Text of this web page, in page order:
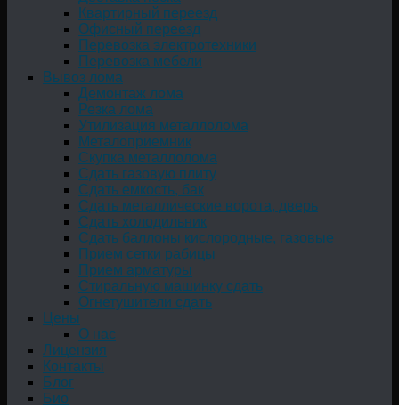
Квартирный переезд
Офисный переезд
Перевозка электротехники
Перевозка мебели
Вывоз лома
Демонтаж лома
Резка лома
Утилизация металлолома
Металоприемник
Скупка металлолома
Сдать газовую плиту
Сдать емкость, бак
Cдать металлические ворота, дверь
Сдать холодильник
Сдать баллоны кислородные, газовые
Прием сетки рабицы
Прием арматуры
Стиральную машинку сдать
Огнетушители сдать
Цены
О нас
Лицензия
Контакты
Блог
Био